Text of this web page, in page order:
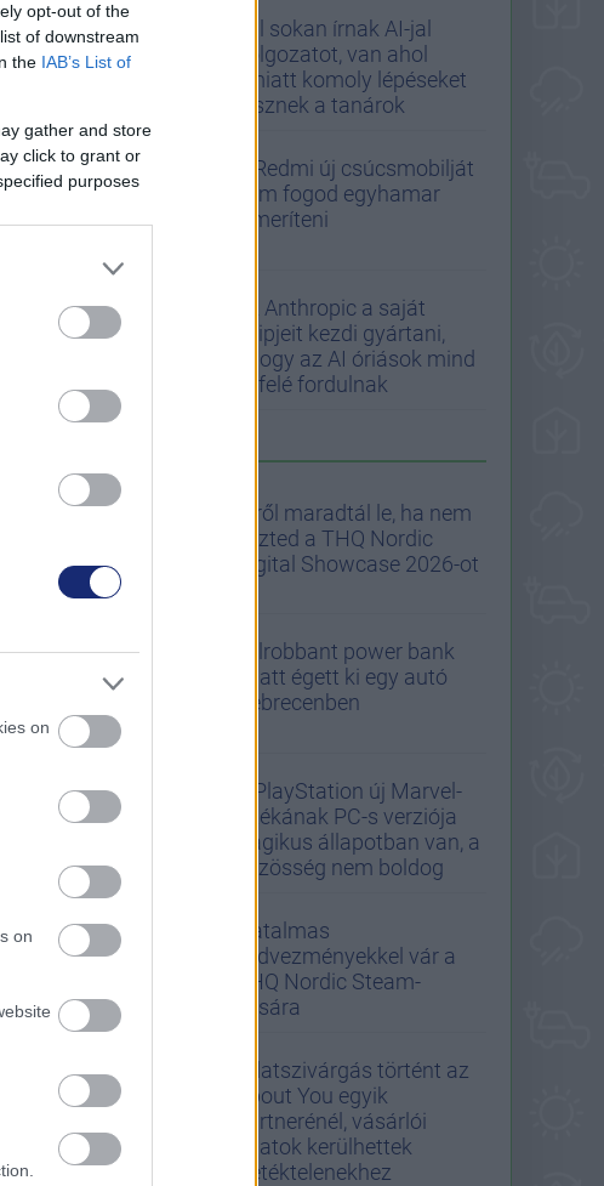
opt-out of the
of downstream
the IAB’s List of
gather and store
click to grant or
purposes
on
on
Túl sokan írnak AI-jal
dolgozatot, van ahol
emiatt komoly lépéseket
tesznek a tanárok
A Redmi új csúcsmobilját
nem fogod egyhamar
lemeríteni
Az Anthropic a saját
chipjeit kezdi gyártani,
ahogy az AI óriások mind
befelé fordulnak
Erről maradtál le, ha nem
nézted a THQ Nordic
Digital Showcase 2026-ot
Felrobbant power bank
miatt égett ki egy autó
Debrecenben
A PlayStation új Marvel-
játékának PC-s verziója
tragikus állapotban van, a
közösség nem boldog
Hatalmas
kedvezményekkel vár a
THQ Nordic Steam-
vására
Adatszivárgás történt az
About You egyik
partnerénél, vásárlói
adatok kerülhettek
illetéktelenekhez